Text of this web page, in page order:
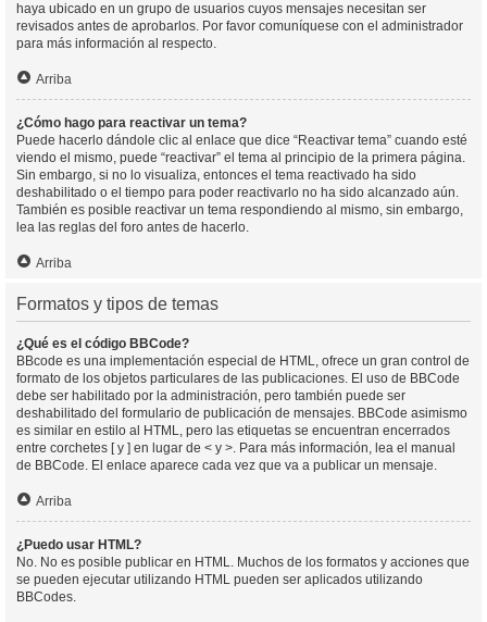
haya ubicado en un grupo de usuarios cuyos mensajes necesitan ser
revisados antes de aprobarlos. Por favor comuníquese con el administrador
para más información al respecto.
Arriba
¿Cómo hago para reactivar un tema?
Puede hacerlo dándole clic al enlace que dice “Reactivar tema” cuando esté
viendo el mismo, puede “reactivar” el tema al principio de la primera página.
Sin embargo, si no lo visualiza, entonces el tema reactivado ha sido
deshabilitado o el tiempo para poder reactivarlo no ha sido alcanzado aún.
También es posible reactivar un tema respondiendo al mismo, sin embargo,
lea las reglas del foro antes de hacerlo.
Arriba
Formatos y tipos de temas
¿Qué es el código BBCode?
BBcode es una implementación especial de HTML, ofrece un gran control de
formato de los objetos particulares de las publicaciones. El uso de BBCode
debe ser habilitado por la administración, pero también puede ser
deshabilitado del formulario de publicación de mensajes. BBCode asimismo
es similar en estilo al HTML, pero las etiquetas se encuentran encerrados
entre corchetes [ y ] en lugar de < y >. Para más información, lea el manual
de BBCode. El enlace aparece cada vez que va a publicar un mensaje.
Arriba
¿Puedo usar HTML?
No. No es posible publicar en HTML. Muchos de los formatos y acciones que
se pueden ejecutar utilizando HTML pueden ser aplicados utilizando
BBCodes.